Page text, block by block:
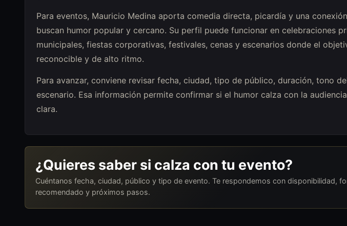
Para eventos, Mauricio Medina aporta comedia directa, picardía y una
buscan humor popular y cercano. Su perfil puede funcionar en celebraciones
municipales, fiestas corporativas, festivales, cenas y escenarios donde el
reconocible y de alto ritmo.
Para avanzar, conviene revisar fecha, ciudad, tipo de público, duración, tono
escenario. Esa información permite confirmar si el humor calza con la
clara.
¿Quieres saber si calza con tu evento?
Cuéntanos fecha, ciudad, público y tipo de evento. Te respondemos con disponibilidad,
recomendado y próximos pasos.